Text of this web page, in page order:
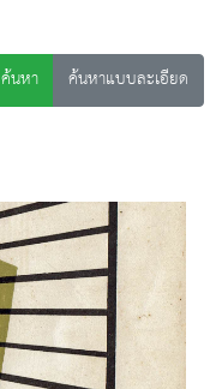
ค้นหา
ค้นหาแบบละเอียด